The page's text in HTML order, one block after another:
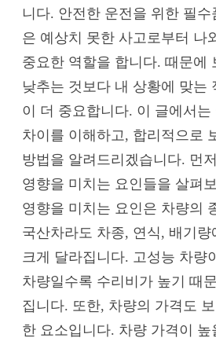
니다. 안전한 운전을 위한 필수
은 예상치 못한 사고로부터 나
중요한 역할을 합니다. 때문에
낮추는 것보다 내 상황에 맞는
이 더 중요합니다. 이 글에서는
차이를 이해하고, 합리적으로
방법을 알려드리겠습니다. 먼
영향을 미치는 요인들을 살펴
영향을 미치는 요인은 차량의
국산차라도 차종, 연식, 배기
크게 달라집니다. 고성능 차량
차량일수록 수리비가 높기 때
집니다. 또한, 차량의 가격도
한 요소입니다. 차량 가격이 높